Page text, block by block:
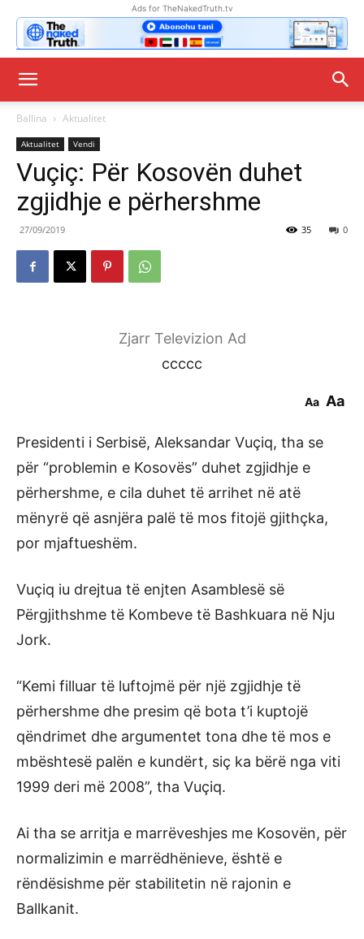
Ads for TheNakedTruth.tv
Ballina Aktualitet
Aktualitet Vendi
Vuçiç: Për Kosovën duhet
zgjidhje e përhershme
27/09/2019 0
35
Zjarr Televizion Ad
ccccc
Aa Aa
Presidenti i Serbisë, Aleksandar Vuçiq, tha se
për “problemin e Kosovës” duhet zgjidhje e
përhershme, e cila duhet të arrihet në atë
mënyrë që asnjëra palë të mos fitojë gjithçka,
por mjaftueshëm.
Vuçiq iu drejtua të enjten Asamblesë së
Përgjithshme të Kombeve të Bashkuara në Nju
Jork.
“Kemi filluar të luftojmë për një zgjidhje të
përhershme dhe presim që bota t’i kuptojë
qëndrimet dhe argumentet tona dhe të mos e
mbështesë palën e kundërt, siç ka bërë nga viti
1999 deri më 2008”, tha Vuçiq.
Ai tha se arritja e marrëveshjes me Kosovën, për
normalizimin e marrëdhënieve, është e
rëndësishme për stabilitetin në rajonin e
Ballkanit.